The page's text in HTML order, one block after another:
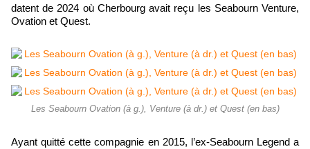
datent de 2024 où Cherbourg avait reçu les Seabourn Venture,
Ovation et Quest.
Les Seabourn Ovation (à g.), Venture (à dr.) et Quest (en bas)
Ayant quitté cette compagnie en 2015, l’ex-Seabourn Legend a